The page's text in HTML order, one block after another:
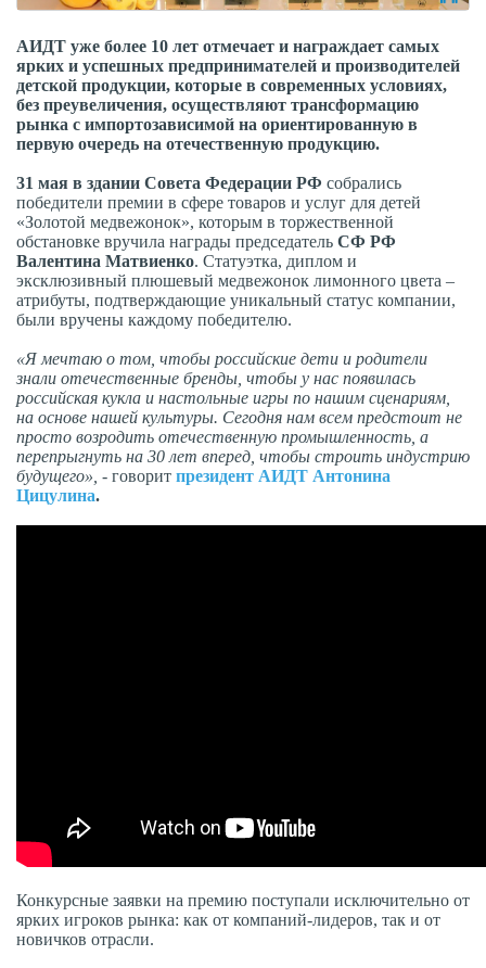
АИДТ уже более 10 лет отмечает и награждает самых
ярких и успешных предпринимателей и производителей
детской продукции, которые в современных условиях,
без преувеличения, осуществляют трансформацию
рынка с импортозависимой на ориентированную в
первую очередь на отечественную продукцию.
31 мая в здании Совета Федерации РФ собрались
победители премии в сфере товаров и услуг для детей
«Золотой медвежонок», которым в торжественной
обстановке вручила награды председатель СФ РФ
Валентина Матвиенко. Статуэтка, диплом и
эксклюзивный плюшевый медвежонок лимонного цвета –
атрибуты, подтверждающие уникальный статус компании,
были вручены каждому победителю.
«Я мечтаю о том, чтобы российские дети и родители
знали отечественные бренды, чтобы у нас появилась
российская кукла и настольные игры по нашим сценариям,
на основе нашей культуры. Сегодня нам всем предстоит не
просто возродить отечественную промышленность, а
перепрыгнуть на 30 лет вперед, чтобы строить индустрию
будущего», - говорит президент АИДТ Антонина
Цицулина.
Конкурсные заявки на премию поступали исключительно от
ярких игроков рынка: как от компаний-лидеров, так и от
новичков отрасли.